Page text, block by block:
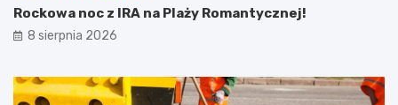
Rockowa noc z IRA na Plaży Romantycznej!
8 sierpnia 2026